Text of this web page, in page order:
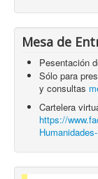
Mesa de
Pesentación
Sólo para
y consultas
Cartelera
https://